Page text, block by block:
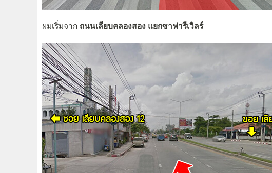
ผมเริ่มจาก ถนนเลียบคลองสอง แยกซาฟารีเวิลร์